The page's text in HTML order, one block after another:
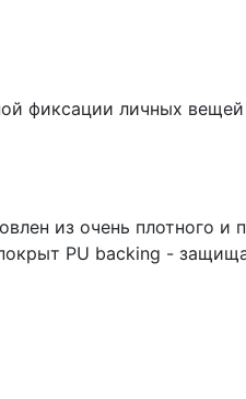
фиксации личных вещей
из очень плотного
PU backing -